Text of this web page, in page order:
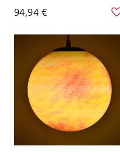
Lampe Ambiante Douce -
Jaune 110 V-120 V 60,96
cm
94,94 €